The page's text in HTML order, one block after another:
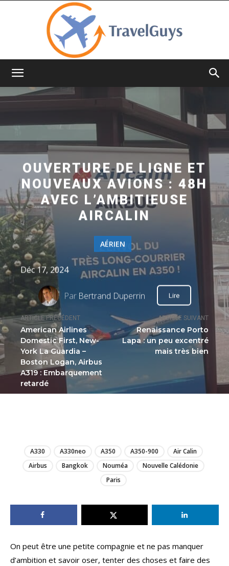
ARTICLE PRÉCÉDENT
American Airlines
Domestic First, New-
York La Guardia –
Boston Logan, Airbus
A319 : Embarquement
retardé
ARTICLE SUIVANT
Renaissance Porto
Lapa : un peu excentré
mais très bien
OUVERTURE DE LIGNE ET
NOUVEAUX AVIONS : 48H
AVEC L’AMBITIEUSE
AIRCALIN
AÉRIEN
Déc 17, 2024
Par Bertrand Duperrin Lire
A330 A330neo A350 A350-900
Air Calin
Airbus
Bangkok Nouméa
Nouvelle Calédonie
Paris
On peut être une petite compagnie et ne pas manquer
d’ambition et savoir oser, tenter des choses et faire des